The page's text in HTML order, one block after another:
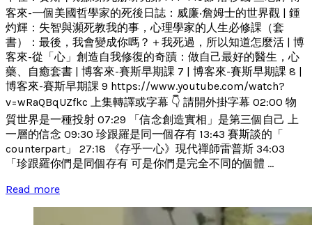
客來-一個美國哲學家的死後日誌：威廉‧詹姆士的世界觀 | 鍾
灼輝：失智與瀕死教我的事，心理學家的人生必修課（套
書）：最後，我會變成你嗎？＋我死過，所以知道怎麼活 | 博
客來-從「心」創造自我修復的奇蹟：做自己最好的醫生，心
藥、自癒套書 | 博客來-賽斯早期課 7 | 博客來-賽斯早期課 8 |
博客來-賽斯早期課 9 https://www.youtube.com/watch?
v=wRaQBqUZfkc 上集轉譯或字幕 👇 請開外掛字幕 02:00 物
質世界是一種投射 07:29 「信念創造實相」是第三個自己 上
一層的信念 09:30 珍跟羅是同一個存有 13:43 賽斯談的「
counterpart」 27:18 《存乎一心》現代禪師雷普斯 34:03
「珍跟羅你們是同個存有 可是你們是完全不同的個體 ...
Read more